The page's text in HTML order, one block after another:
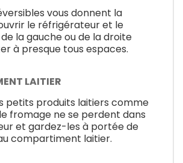
vous donnent la
le réfrigérateur et le
la gauche ou de la droite
à presque tous espaces.
LAITIER
petits produits laitiers comme
fromage ne se perdent dans
et gardez-les à portée de
compartiment laitier.